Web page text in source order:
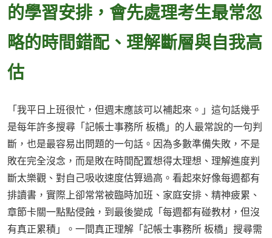
的學習安排，會先處理考生最常忽
略的時間錯配、理解斷層與自我高
估
「我平日上班很忙，但週末應該可以補起來。」這句話幾乎
是每年許多搜尋「記帳士事務所 板橋」的人最常說的一句判
斷，也是最容易出問題的一句話。因為多數準備失敗，不是
敗在完全沒念，而是敗在時間配置想得太理想、理解進度判
斷太樂觀、對自己吸收速度估算過高。看起來好像每週都有
排讀書，實際上卻常常被臨時加班、家庭安排、精神疲累、
章節卡關一點點侵蝕，到最後變成「每週都有碰教材，但沒
有真正累積」。一間真正理解「記帳士事務所 板橋」搜尋需